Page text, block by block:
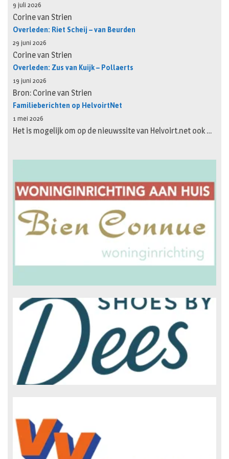
9 juli 2026
Corine van Strien
Overleden: Riet Scheij – van Beurden
29 juni 2026
Corine van Strien
Overleden: Zus van Kuijk – Pollaerts
19 juni 2026
Bron: Corine van Strien
Familieberichten op HelvoirtNet
1 mei 2026
Het is mogelijk om op de nieuwssite van Helvoirt.net ook …